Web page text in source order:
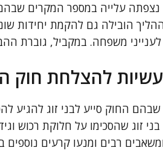
עלייה במספר המקרים שבהם
הובילה גם להקמת יחידות
משפחה. במקביל, גוברת
להצלחת חוק
החוק סייע לבני זוג להגיע
זוג שהסכימו על חלוקת רכוש
רבים ומנעו קרעים